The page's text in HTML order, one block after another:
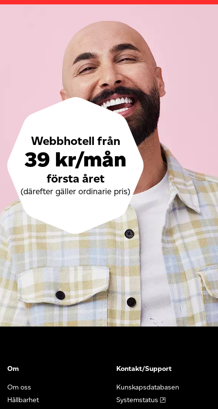
Webbhotell från
39 kr/mån
första året
(därefter gäller ordinarie pris)
Om
Om oss
Hållbarhet
Kontakt/Support
Kunskapsdatabasen
Systemstatus